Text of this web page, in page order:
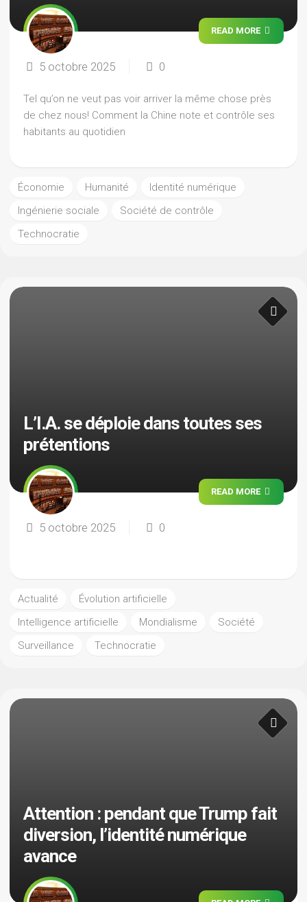
READ MORE
5 octobre 2025 0
Tel qu’on ne veut pas voir arriver la même chose près
de chez nous! Comment la Chine note et contrôle ses
habitants au quotidien
Économie Humanité
Identité numérique
Ingénierie sociale
Société de contrôle
Technocratie
L’I.A. se déploie dans toutes ses
prétentions
READ MORE
5 octobre 2025 0
Actualité
Évolution artificielle
Intelligence artificielle
Mondialisme
Société
Surveillance
Technocratie
Attention : pendant que Trump fait
diversion, l’identité numérique
avance